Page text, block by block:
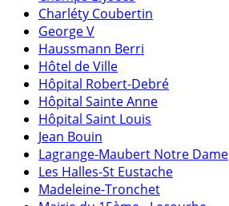
Charléty Coubertin
George V
Haussmann Berri
Hôtel de Ville
Hôpital Robert-Debré
Hôpital Sainte Anne
Hôpital Saint Louis
Jean Bouin
Lagrange-Maubert Notre Dame
Les Halles-St Eustache
Madeleine-Tronchet